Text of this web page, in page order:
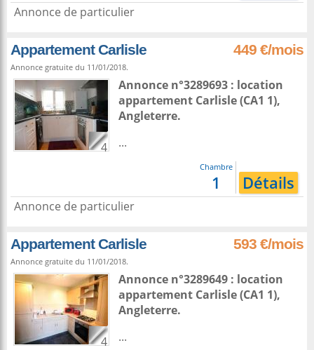
Annonce de particulier
Appartement Carlisle 449 €/mois
Annonce gratuite du 11/01/2018.
4
Annonce n°3289693 : location
appartement Carlisle(CA1 1),
Angleterre.
...
Chambre
1 Détails
Annonce de particulier
Appartement Carlisle 593 €/mois
Annonce gratuite du 11/01/2018.
4
Annonce n°3289649 : location
appartement Carlisle(CA1 1),
Angleterre.
...